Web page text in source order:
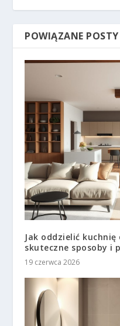
POWIĄZANE POSTY
Jak oddzielić
skuteczne sposoby i
19 czerwca 2026